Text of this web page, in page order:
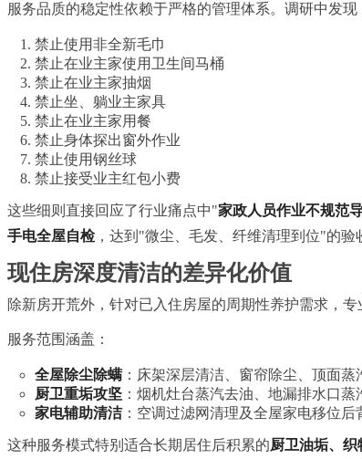
服务品质的稳定性依赖于严格的管理体系。调研中发
禁止使用非全新毛巾
禁止在业主家使用卫生间马桶
禁止在业主家抽烟
禁止坐、躺业主家具
禁止在业主家用餐
禁止身体探出窗外作业
禁止使用钢丝球
禁止接受业主红包小费
这些细则直接回应了行业痛点中"家政人员作业不规范
手电全屋自检，达到"微尘、毛发、纤维清理到位"的验
现住房深度清洁的差异化价值
除新房开荒外，针对已入住房屋的周期性养护需求，专
服务范围涵盖：
全屋除尘除螨：床架深层清洁、窗帘除尘、顶面蒸
厨卫重垢攻坚 ：烟机灶台蒸汽去油、地漏排水口蒸
家电辅助清洁：空调过滤网清理及全屋家电移位后
这种服务模式特别适合长期居住后积累的厨卫油垢、